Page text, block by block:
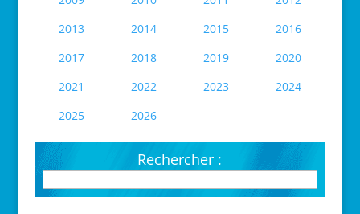
2013
2014 2015
2016
2017
2018 2019
2020
2021
2022 2023
2024
2025
2026
Rechercher :